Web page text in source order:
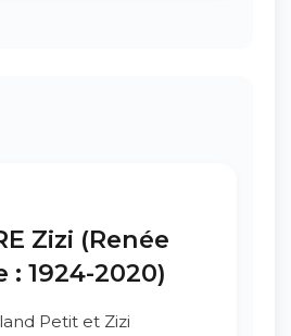
Zizi (Renée
: 1924-2020)
Petit et Zizi